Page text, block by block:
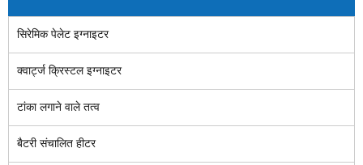
सिरेमिक पेलेट इग्नाइटर
क्वार्ट्ज क्रिस्टल इग्नाइटर
टांका लगाने वाले तत्व
बैटरी संचालित हीटर